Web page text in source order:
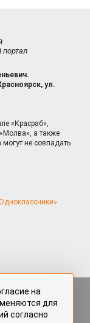
портал
ул.
«Красраб»,
а также
не совпадать
на портале
авторами
Полное или
на
для
согласно